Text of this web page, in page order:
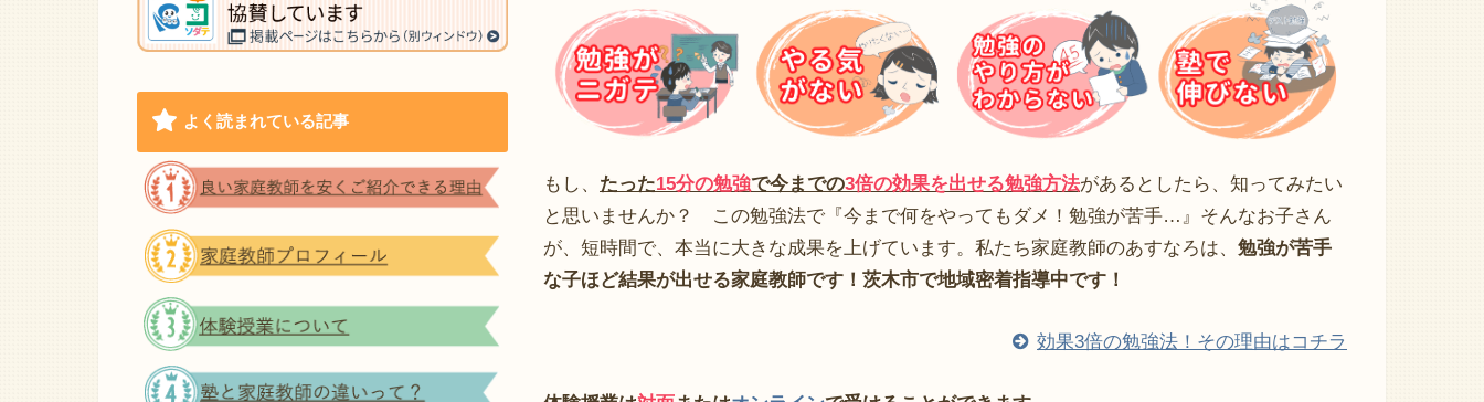
もし、 たった15分の勉強で今までの3倍の効果を出せる勉強方法があるとしたら、知ってみたい
と思いませんか？ この勉強法で『今まで何をやってもダメ！勉強が苦手…』そんなお子さん
が、短時間で、本当に大きな成果を上げています。私たち家庭教師のあすなろは、 勉強が苦手
な子ほど結果が出せる家庭教師です！茨木市で地域密着指導中です！
効果3倍の勉強法！その理由はコチラ
よく読まれている記事